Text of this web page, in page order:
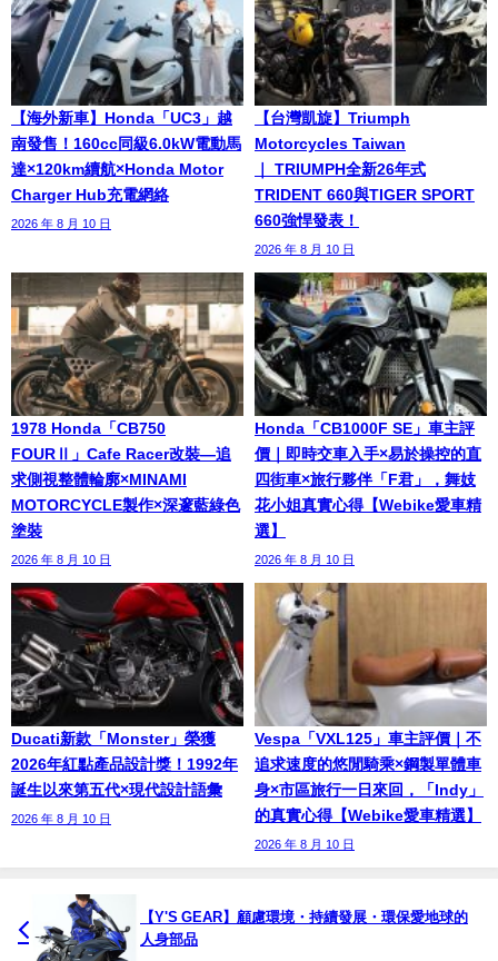
【海外新車】Honda「UC3」越
南發售！160cc同級6.0kW電動馬
達×120km續航×Honda Motor
Charger Hub充電網絡
2026 年 8 月 10 日
【台灣凱旋】Triumph
Motorcycles Taiwan
｜ TRIUMPH全新26年式
TRIDENT 660與TIGER SPORT
660強悍發表！
2026 年 8 月 10 日
1978 Honda「CB750
FOURⅡ」Cafe Racer改裝—追
求側視整體輪廓×MINAMI
MOTORCYCLE製作×深邃藍綠色
塗裝
2026 年 8 月 10 日
Honda「CB1000F SE」車主評
價｜即時交車入手×易於操控的直
四街車×旅行夥伴「F君」，舞妓
花小姐真實心得【Webike愛車精
選】
2026 年 8 月 10 日
Ducati新款「Monster」榮獲
2026年紅點產品設計獎！1992年
誕生以來第五代×現代設計語彙
2026 年 8 月 10 日
Vespa「VXL125」車主評價｜不
追求速度的悠閒騎乘×鋼製單體車
身×市區旅行一日來回，「Indy」
的真實心得【Webike愛車精選】
2026 年 8 月 10 日
【Y'S GEAR】顧慮環境・持續發展・環保愛地球的
人身部品